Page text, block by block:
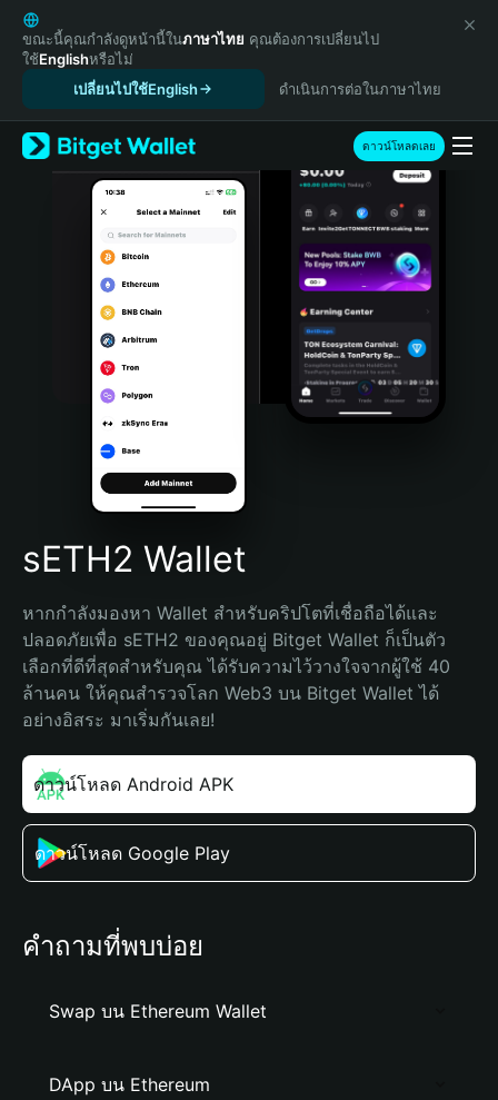
English
日本語
Tiếng Việt
Español (Latinoamérica)
Türkçe
Italiano
Português (Portugal)
Bahasa Indonesia
Português (Brasil)
Español (Argentina)
ขณะนี้คุณกำลังดูหน้านี้ในภาษาไทย คุณต้องการเปลี่ยนไป
ใช้Englishหรือไม่
เปลี่ยนไปใช้English
ดำเนินการต่อในภาษาไทย
ดาวน์โหลดเลย
sETH2 Wallet
หากกำลังมองหา Wallet สำหรับคริปโตที่เชื่อถือได้และ
ปลอดภัยเพื่อ sETH2 ของคุณอยู่ Bitget Wallet ก็เป็นตัว
เลือกที่ดีที่สุดสำหรับคุณ ได้รับความไว้วางใจจากผู้ใช้ 40
ล้านคน ให้คุณสำรวจโลก Web3 บน Bitget Wallet ได้
อย่างอิสระ มาเริ่มกันเลย!
ดาวน์โหลด Android APK
ดาวน์โหลด Google Play
คำถามที่พบบ่อย
Swap บน Ethereum Wallet
DApp บน Ethereum